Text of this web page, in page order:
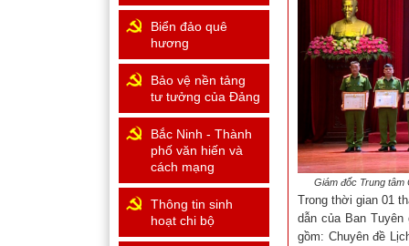
Giám đốc Trung
Trong thời gian 01
dẫn của Ban
gồm: Chuyên đề
Biển đảo quê
hương
Bảo vệ nền tảng
tư tưởng của Đảng
Bắc Ninh - Thành
phố văn hiến và
cách mạng
Thông tin sinh
hoạt chi bộ